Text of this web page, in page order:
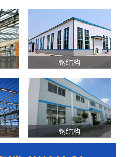
钢结构
钢结构